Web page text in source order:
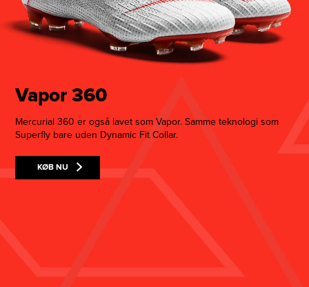
Vapor 360
Mercurial 360 er også lavet som Vapor. Samme teknologi som
Superfly bare uden Dynamic Fit Collar.
KØB NU